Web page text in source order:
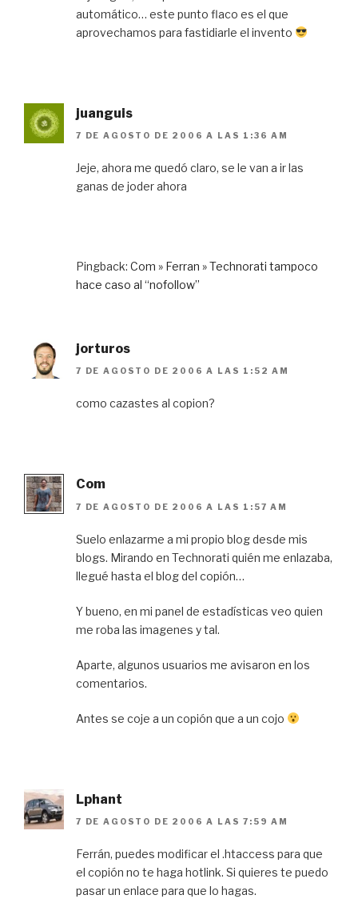
automático… este punto flaco es el que
aprovechamos para fastidiarle el invento
juanguis
7 DE AGOSTO DE 2006 A LAS 1:36 AM
Jeje, ahora me quedó claro, se le van a ir las
ganas de joder ahora
Pingback: Com » Ferran » Technorati tampoco
hace caso al “nofollow”
jorturos
7 DE AGOSTO DE 2006 A LAS 1:52 AM
como cazastes al copion?
Com
7 DE AGOSTO DE 2006 A LAS 1:57 AM
Suelo enlazarme a mi propio blog desde mis
blogs. Mirando en Technorati quién me enlazaba,
llegué hasta el blog del copión…
Y bueno, en mi panel de estadísticas veo quien
me roba las imagenes y tal.
Aparte, algunos usuarios me avisaron en los
comentarios.
Antes se coje a un copión que a un cojo
Lphant
7 DE AGOSTO DE 2006 A LAS 7:59 AM
Ferrán, puedes modificar el .htaccess para que
el copión no te haga hotlink. Si quieres te puedo
pasar un enlace para que lo hagas.